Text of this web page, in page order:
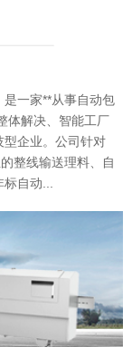
一家**从事自动包
体解决、智能工厂
型企业。公司针对
整线输送理料、自
自动...